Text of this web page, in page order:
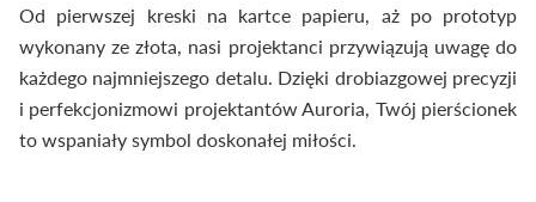
Od pierwszej kreski na kartce papieru, aż po prototyp
wykonany ze złota, nasi projektanci przywiązują uwagę do
każdego najmniejszego detalu. Dzięki drobiazgowej precyzji
i perfekcjonizmowi projektantów Auroria, Twój pierścionek
to wspaniały symbol doskonałej miłości.